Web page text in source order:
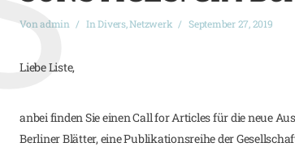
Vonadmin InDivers,Netzwerk September 27, 2019
Liebe Liste,
anbei finden Sie einen Call for Articles für die neue
Berliner Blätter, eine Publikationsreihe der